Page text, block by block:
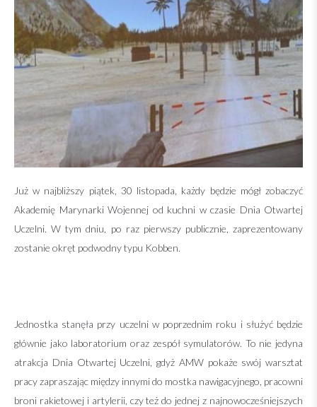
Już w najbliższy piątek, 30 listopada, każdy będzie mógł zobaczyć
Akademię Marynarki Wojennej od kuchni w czasie Dnia Otwartej
Uczelni. W tym dniu, po raz pierwszy publicznie, zaprezentowany
zostanie okręt podwodny typu Kobben.
Jednostka stanęła przy uczelni w poprzednim roku i służyć będzie
głównie jako laboratorium oraz zespół symulatorów. To nie jedyna
atrakcja Dnia Otwartej Uczelni, gdyż AMW pokaże swój warsztat
pracy zapraszając między innymi do mostka nawigacyjnego, pracowni
broni rakietowej i artylerii, czy też do jednej z najnowocześniejszych